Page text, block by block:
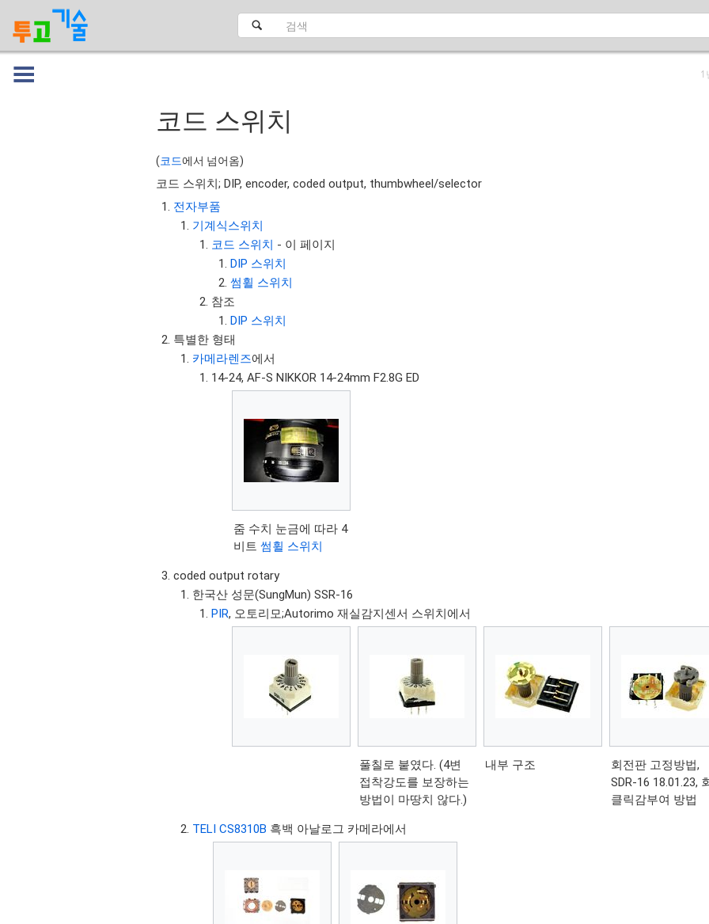
1
코드 스위치
(코드에서 넘어옴)
코드 스위치; DIP, encoder, coded output, thumbwheel/selector
전자부품
기계식스위치
코드 스위치 - 이 페이지
DIP 스위치
썸휠 스위치
참조
DIP 스위치
특별한 형태
카메라렌즈에서
14-24, AF-S NIKKOR 14-24mm F2.8G ED
줌 수치 눈금에 따라 4
비트썸휠 스위치
coded output rotary
한국산 성문(SungMun) SSR-16
PIR, 오토리모;Autorimo 재실감지센서 스위치에서
풀칠로 붙였다. (4변
접착강도를 보장하는
방법이 마땅치 않다.)
내부 구조
회전판 고정방법,
SDR-16 18.01.23,
클릭감부여 방법
TELI CS8310B 흑백 아날로그 카메라에서